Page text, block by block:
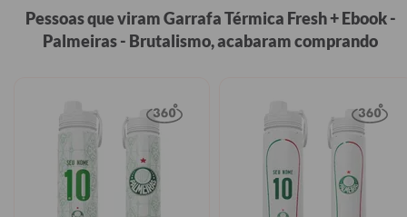
Pessoas que viram Garrafa Térmica Fresh + Ebook -
Palmeiras - Brutalismo, acabaram comprando